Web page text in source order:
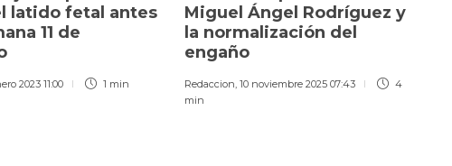
latido fetal antes
11 de
2023 11:00 1 min
Miguel Ángel Rodríguez y
la normalización del
engaño
Redaccion, 10 noviembre 2025 07:43
4
min